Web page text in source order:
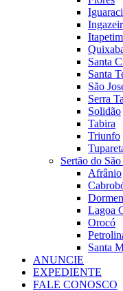
Iguaraci
Itapetim
Santa
Santa
São
Serra
Solidão
Tabira
Triunfo
Sertão do
Afrânio
Lagoa
Orocó
Santa
ANUNCIE
EXPEDIENTE
FALE CONOSCO